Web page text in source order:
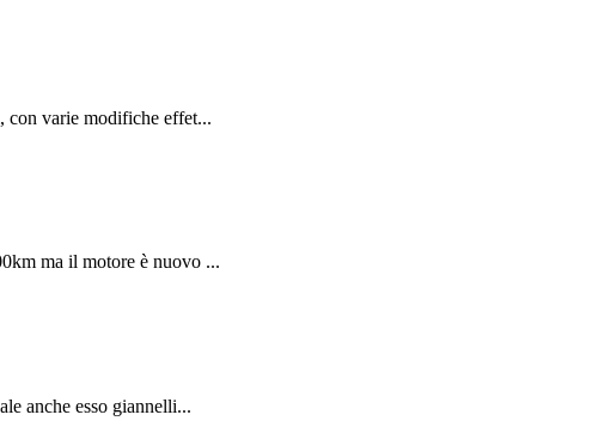
con varie modifiche effet...
ma il motore è nuovo ...
anche esso giannelli...